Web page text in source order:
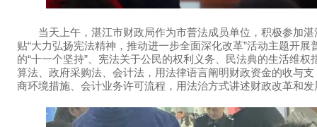
当天上午，湛江市财政局作为市普法成员单位，积极参加湛
贴“大力弘扬宪法精神，推动进一步全面深化改革”活动主题开
的“十一个坚持”、宪法关于公民的权利义务、民法典的生活维
算法、政府采购法、会计法，用法律语言阐明财政资金的收与
商环境措施、会计业务许可流程，用法治方式讲述财政改革和发